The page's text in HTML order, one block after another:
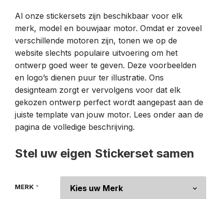
Al onze stickersets zijn beschikbaar voor elk
merk, model en bouwjaar motor. Omdat er zoveel
verschillende motoren zijn, tonen we op de
website slechts populaire uitvoering om het
ontwerp goed weer te geven. Deze voorbeelden
en logo’s dienen puur ter illustratie. Ons
designteam zorgt er vervolgens voor dat elk
gekozen ontwerp perfect wordt aangepast aan de
juiste template van jouw motor. Lees onder aan de
pagina de volledige beschrijving.
Stel uw eigen Stickerset samen
MERK *